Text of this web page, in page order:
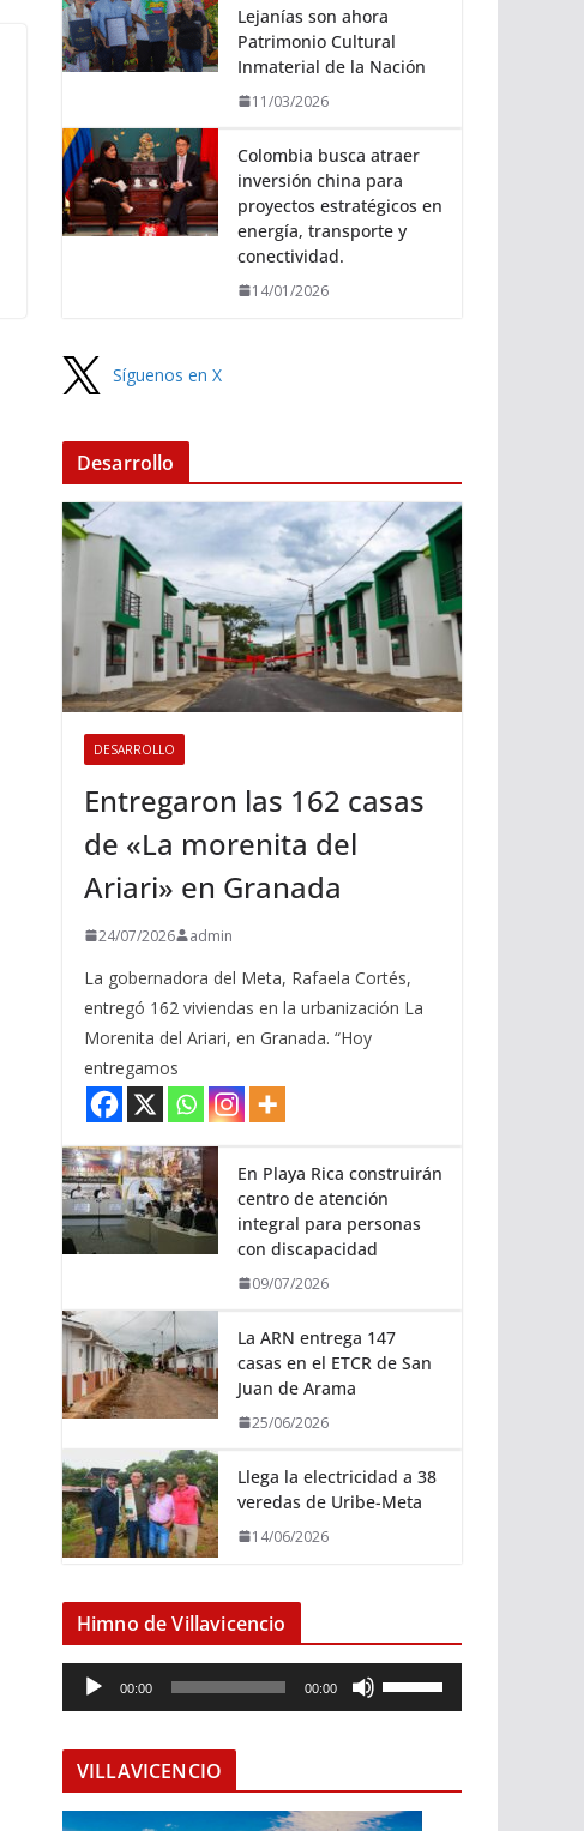
Lejanías son ahora
Patrimonio Cultural
Inmaterial de la Nación
11/03/2026
Colombia busca atraer
inversión china para
proyectos estratégicos en
energía, transporte y
conectividad.
14/01/2026
Síguenos en X
Desarrollo
DESARROLLO
Entregaron las 162 casas
de «La morenita del
Ariari» en Granada
24/07/2026 admin
La gobernadora del Meta, Rafaela Cortés,
entregó 162 viviendas en la urbanización La
Morenita del Ariari, en Granada. “Hoy
entregamos
En Playa Rica construirán
centro de atención
integral para personas
con discapacidad
09/07/2026
La ARN entrega 147
casas en el ETCR de San
Juan de Arama
25/06/2026
Llega la electricidad a 38
veredas de Uribe-Meta
14/06/2026
Himno de Villavicencio
e
o
00:00 00:00
i
z
VILLAVICENCIO